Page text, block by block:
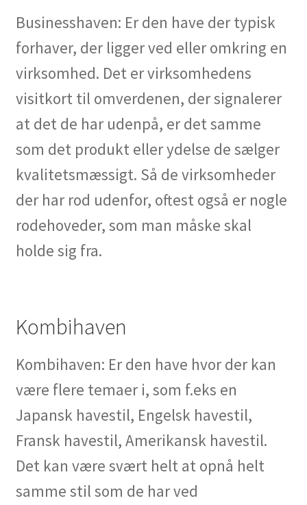
Businesshaven: Er den have der typisk
forhaver, der ligger ved eller omkring en
virksomhed. Det er virksomhedens
visitkort til omverdenen, der signalerer
at det de har udenpå, er det samme
som det produkt eller ydelse de sælger
kvalitetsmæssigt. Så de virksomheder
der har rod udenfor, oftest også er nogle
rodehoveder, som man måske skal
holde sig fra.
Kombihaven
Kombihaven: Er den have hvor der kan
være flere temaer i, som f.eks en
Japansk havestil, Engelsk havestil,
Fransk havestil, Amerikansk havestil.
Det kan være svært helt at opnå helt
samme stil som de har ved